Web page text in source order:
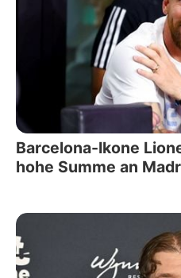
Barcelona-Ikone
hohe Summe an